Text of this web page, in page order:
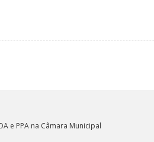
e PPA na Câmara Municipal